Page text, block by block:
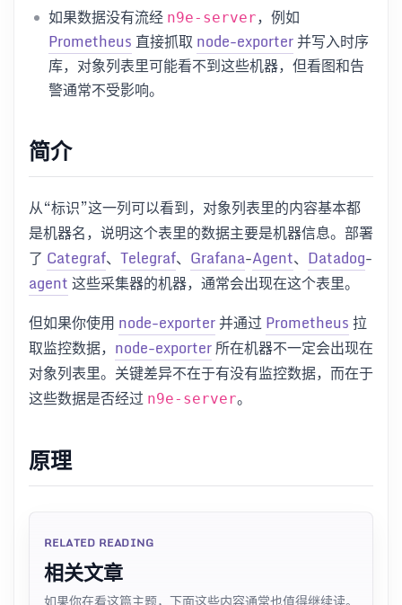
如果数据没有流经 n9e-server，例如
Prometheus直接抓取node-exporter并写入时序
库，对象列表里可能看不到这些机器，但看图和告
警通常不受影响。
简介
从“标识”这一列可以看到，对象列表里的内容基本都
是机器名，说明这个表里的数据主要是机器信息。部署
了 Categraf、 Telegraf、 Grafana-Agent、 Datadog-
agent这些采集器的机器，通常会出现在这个表里。
但如果你使用 node-exporter并通过Prometheus拉
取监控数据， node-exporter所在机器不一定会出现在
对象列表里。关键差异不在于有没有监控数据，而在于
这些数据是否经过 n9e-server。
原理
RELATED READING
相关文章